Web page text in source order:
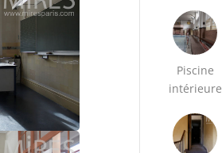
Piscine
intérieure